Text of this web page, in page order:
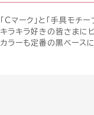
「Cマーク」と「手具モチ
キラキラ好きの皆さまに
カラーも定番の黒ベース